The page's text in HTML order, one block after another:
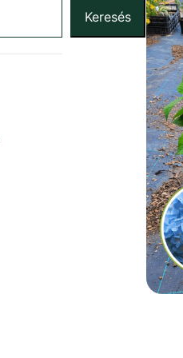
Keresés